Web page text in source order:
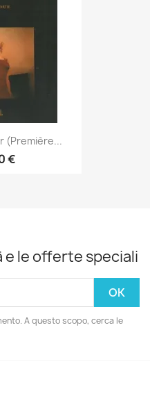
(Première...
€
e le offerte speciali
A questo scopo, cerca le